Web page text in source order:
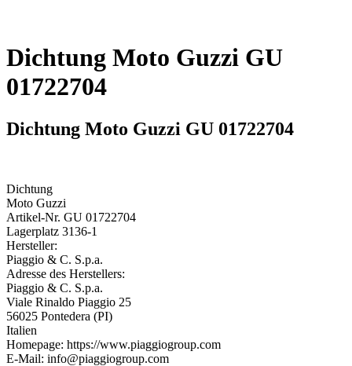
Dichtung Moto Guzzi GU
01722704
Dichtung Moto Guzzi GU 01722704
Dichtung
Moto Guzzi
Artikel-Nr. GU 01722704
Lagerplatz 3136-1
Hersteller:
Piaggio & C. S.p.a.
Adresse des Herstellers:
Piaggio & C. S.p.a.
Viale Rinaldo Piaggio 25
56025 Pontedera (PI)
Italien
Homepage: https://www.piaggiogroup.com
E-Mail: info@piaggiogroup.com